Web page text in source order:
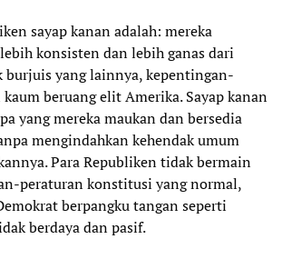
sayap kanan adalah: mereka
konsisten dan lebih ganas dari
yang lainnya, kepentingan-
beruang elit Amerika. Sayap kanan
yang mereka maukan dan bersedia
mengindahkan kehendak umum
Para Republiken tidak bermain
peraturan konstitusi yang normal,
berpangku tangan seperti
berdaya dan pasif.